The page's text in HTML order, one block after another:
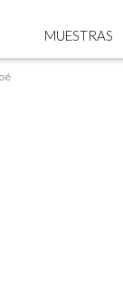
MUESTRAS